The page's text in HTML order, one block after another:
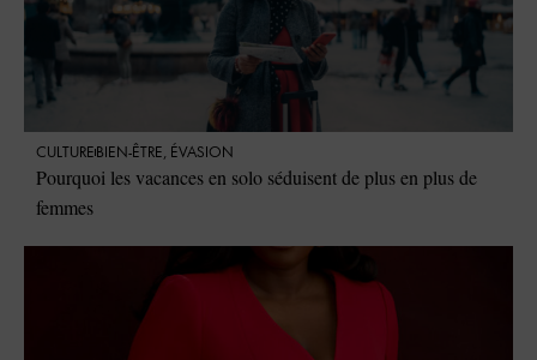
CULTURE BIEN-ÊTRE ÉVASION
Pourquoi les vacances en solo séduisent de plus en plus de
femmes